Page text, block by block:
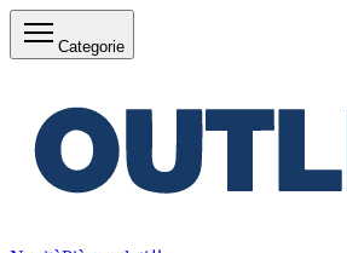
Categorie